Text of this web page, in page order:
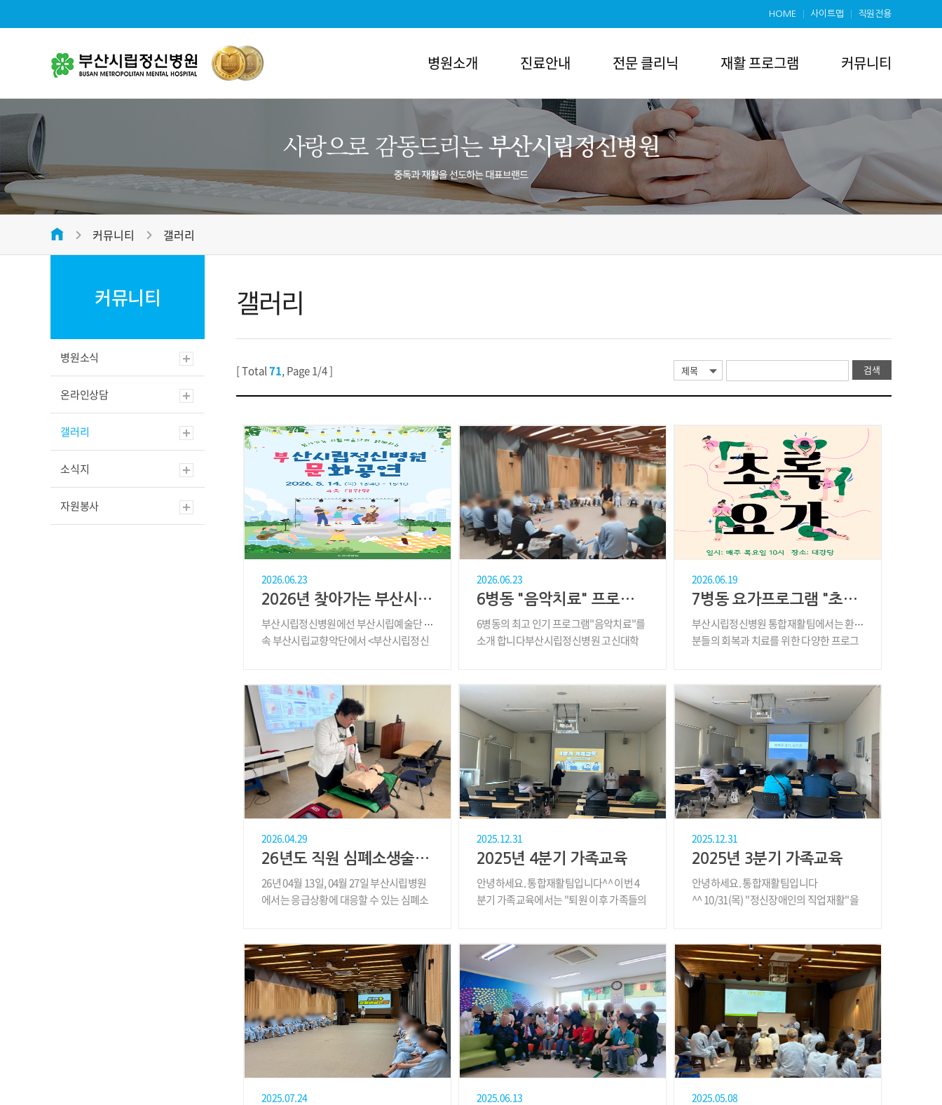
HOME 사이트맵 직원전용
병원소개 진료안내 전문 클리닉 재활 프로그램 커뮤니티
051-312-2288
평일 09:00 ~ 17:00
접수마감시간 오전 12:00 , 오후 16:30
병원소개
병원장 인사말
미션 및 비전
병원 조직도
오시는 길
진료안내
의료진소개
외래진료
입퇴원/면회안내
비급여 목록표
전문 클리닉
알코올중독
조현병
우울증
불면증
재활 프로그램
알코올중독 클리닉
낮병원(데이클로버)
병동 재활 프로그램
병원소식
온라인상담
갤러리
자원봉사
커뮤니티 갤러리
커뮤니티
병원소식
온라인상담
갤러리
소식지
자원봉사
갤러리
[ Total71, Page 1/4 ] 제목 검색
2026.06.23
2026년 찾아가는 부산시립예술단과 함께는 '부산시립정신병원 문화공연'
부산시립정신병원에선 부산시립예술단 소
속 부산시립교향악단에서 <부산시립정신
2026.06.23
6병동 "음악치료" 프로그램
6병동의 최고 인기 프로그램"음악치료"를
소개 합니다부산시립정신병원 고신대학
2026.06.19
7병동 요가프로그램 "초록요가"
부산시립정신병원 통합재활팀에서는 환우
분들의 회복과 치료를 위한 다양한 프로그
2026.04.29
26년도 직원 심폐소생술(CPR) 교육 및 실습
26년 04월 13일, 04월 27일 부산시립병원
에서는 응급상황에 대응할 수 있는 심폐소
2025.12.31
2025년 4분기 가족교육
안녕하세요. 통합재활팀입니다^^ 이번 4
분기 가족교육에서는 "퇴원 이후 가족들의
2025.12.31
2025년 3분기 가족교육
안녕하세요. 통합재활팀입니다
^^ 10/31(목) "정신장애인의 직업재활"을
2025.07.24 2025.06.13 2025.05.08